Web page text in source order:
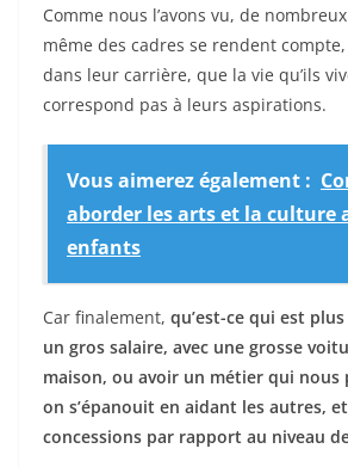
Comme nous l’avons vu, de
même des cadres se rendent
dans leur carrière, que la vie qu’ils
correspond pas à leurs aspirations.
Vous aimerez également :
aborder les arts et la culture
enfants
Car finalement, qu’est-ce qui est
un gros salaire, avec une grosse
maison, ou avoir un métier qui nous
on s’épanouit en aidant les autres,
concessions par rapport au niveau